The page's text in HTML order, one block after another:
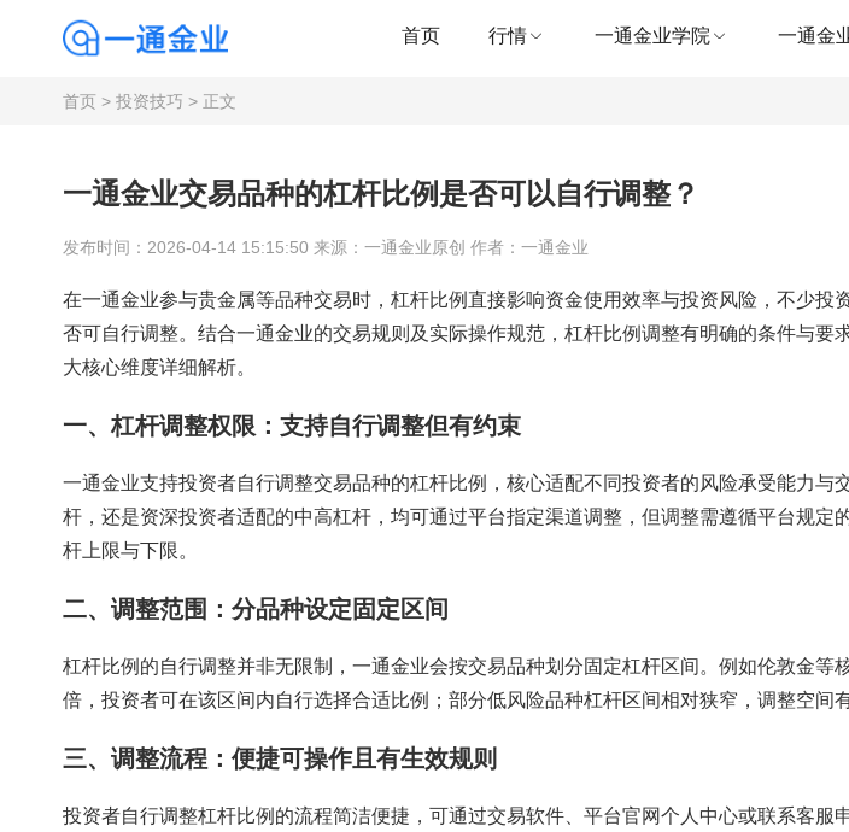
首页 行情 一通金业学院 一通金
首页 > 投资技巧 > 正文
一通金业交易品种的杠杆比例是否可以自行调整？
发布时间：2026-04-14 15:15:50 来源：一通金业原创 作者：一通金业
在一通金业参与贵金属等品种交易时，杠杆比例直接影响资金使用效率与投资风险，不少投
否可自行调整。结合一通金业的交易规则及实际操作规范，杠杆比例调整有明确的条件与要
大核心维度详细解析。
一、杠杆调整权限：支持自行调整但有约束
一通金业支持投资者自行调整交易品种的杠杆比例，核心适配不同投资者的风险承受能力与
杆，还是资深投资者适配的中高杠杆，均可通过平台指定渠道调整，但调整需遵循平台规定
杆上限与下限。
二、调整范围：分品种设定固定区间
杠杆比例的自行调整并非无限制，一通金业会按交易品种划分固定杠杆区间。例如伦敦金等
倍，投资者可在该区间内自行选择合适比例；部分低风险品种杠杆区间相对狭窄，调整空间
三、调整流程：便捷可操作且有生效规则
投资者自行调整杠杆比例的流程简洁便捷，可通过交易软件、平台官网个人中心或联系客服